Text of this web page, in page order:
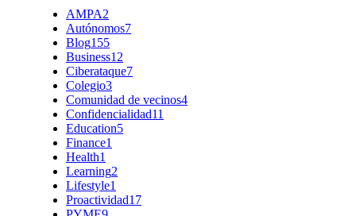
AMPA2
Autónomos7
Blog155
Business12
Ciberataque7
Colegio3
Comunidad de vecinos4
Confidencialidad11
Education5
Finance1
Health1
Learning2
Lifestyle1
Proactividad17